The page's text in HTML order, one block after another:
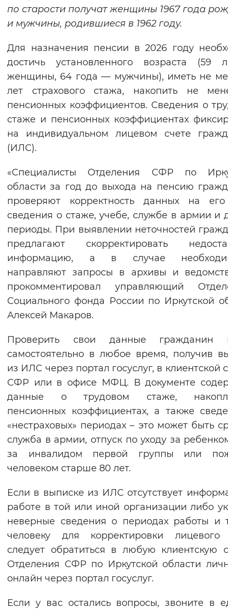
Изображения
Включены Выключены
Звуковой ассистент
Воспроизвести Остановить
Вернуть стандартные настройки
по старости получат женщины 1967 года
и мужчины, родившиеся в 1962 году.
Для назначения пенсии в 2026 году
достичь установленного возраста (59
женщины, 64 года — мужчины), иметь не
лет страхового стажа, накопить не
пенсионных коэффициентов. Сведения о
стаже и пенсионных коэффициентах
на индивидуальном лицевом счете
(ИЛС).
«Специалисты Отделения СФР по
области за год до выхода на пенсию
проверяют корректность данных на
сведения о стаже, учебе, службе в армии и
периоды. При выявлении неточностей
предлагают скорректировать
информацию, а в случае
направляют запросы в архивы и
прокомментировал управляющий
Социального фонда России по Иркутской
Алексей Макаров.
Проверить свои данные гражданин
самостоятельно в любое время, получив
из ИЛС через портал госуслуг, в клиентской
СФР или в офисе МФЦ. В документе
данные о трудовом стаже,
пенсионных коэффициентах, а также
«нестраховых» периодах – это может быть
служба в армии, отпуск по уходу за
за инвалидом первой группы или
человеком старше 80 лет.
Если в выписке из ИЛС отсутствует
работе в той или иной организации либо
неверные сведения о периодах работы и
человеку для корректировки лицевого
следует обратиться в любую клиентскую
Отделения СФР по Иркутской области
онлайн через портал госуслуг.
Если у вас остались вопросы, звоните в